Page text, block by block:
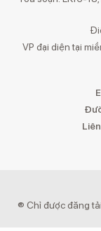
VP đại diện tại
® Chỉ được đăng